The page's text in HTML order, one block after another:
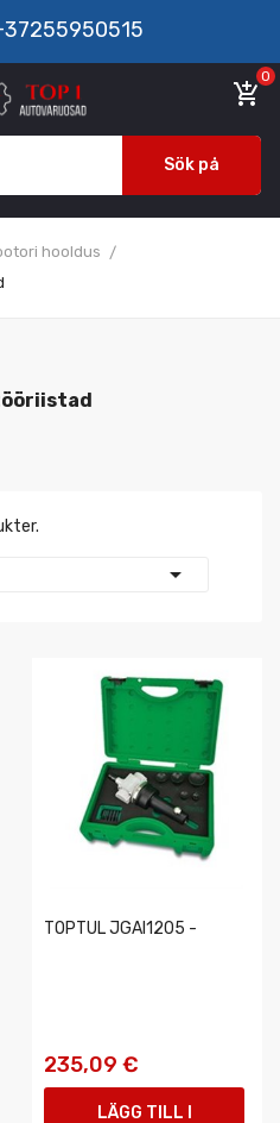
add_shopping_cart
0
Sök på
hooldus

TOPTUL JGAI1205 -
235,09 €
LÄGG TILL I